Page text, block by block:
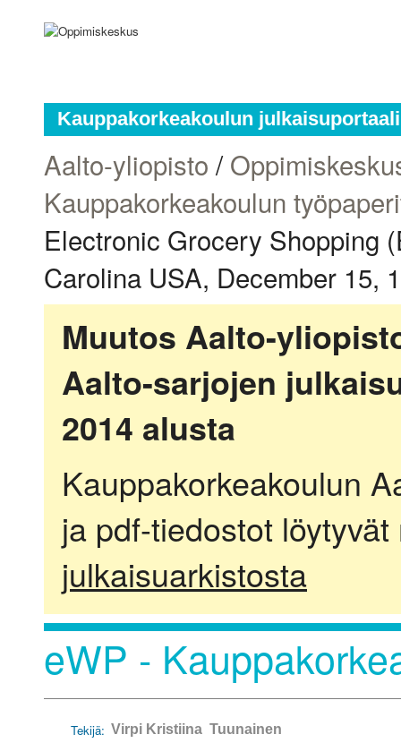
Kauppakorkeakoulun julkaisuportaali
Aalto-yliopisto /
Kauppakorkeakoulun
Electronic Grocery Shopping
Carolina USA, December 15,
Muutos Aalto-
Aalto-sarjojen
2014 alusta
Kauppakorkeakoulun
ja pdf-tiedostot
julkaisuarkistosta
eWP -
Tekijä: Virpi Kristiina Tuunainen